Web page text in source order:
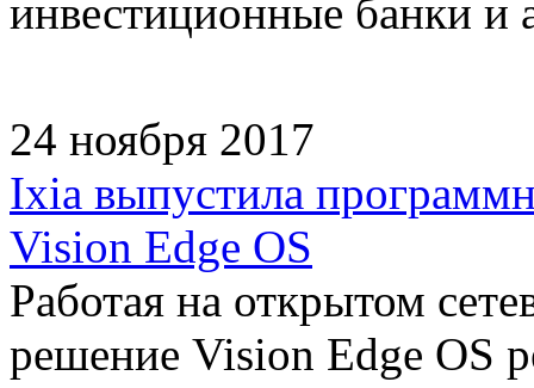
инвестиционные банки и
24 ноября 2017
Ixia выпустила
Vision Edge OS
Работая на открытом
решение Vision Edge OS